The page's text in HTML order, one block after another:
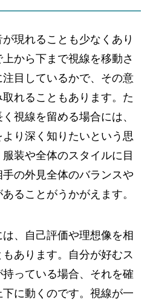
現れることも少なくあり
から下まで視線を移動さ
目しているかで、その意
れることもあります。た
視線を留める場合には、
り深く知りたいという思
装や全体のスタイルに目
の外見全体のバランスや
ることがうかがえます。
、自己評価や理想像を相
あります。自分が好むス
っている場合、それを確
に動くのです。視線が一